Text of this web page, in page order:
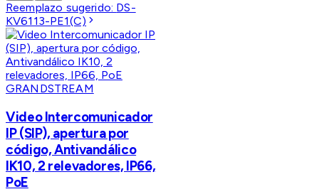
Reemplazo sugerido: DS-
KV6113-PE1(C)
GRANDSTREAM
Video Intercomunicador
IP (SIP), apertura por
código, Antivandálico
IK10, 2 relevadores, IP66,
PoE